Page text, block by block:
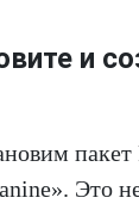
и
пакет
Это